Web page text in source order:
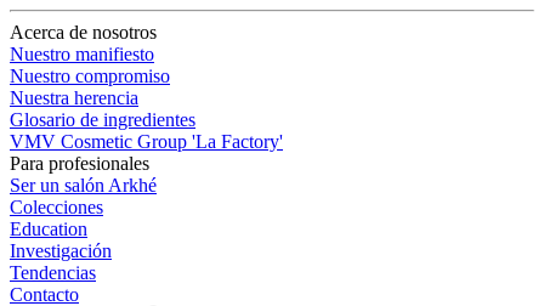
Acerca de nosotros
Nuestro manifiesto
Nuestro compromiso
Nuestra herencia
Glosario de ingredientes
VMV Cosmetic Group 'La Factory'
Para profesionales
Ser un salón Arkhé
Colecciones
Education
Investigación
Tendencias
Contacto